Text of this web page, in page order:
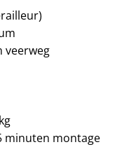
veerweg
minuten montage